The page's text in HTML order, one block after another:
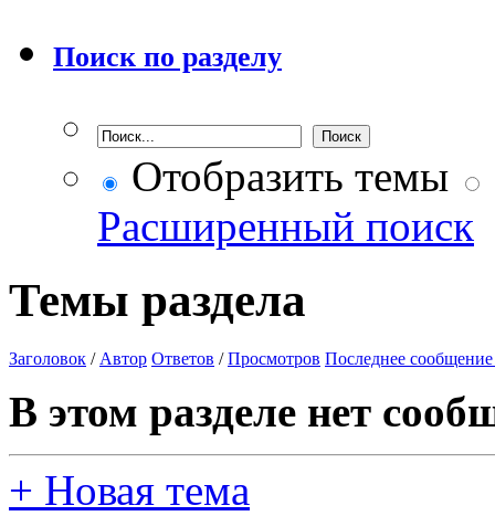
Поиск по разделу
Отобразить темы
Расширенный поиск
Темы раздела
Заголовок / Автор Ответов /Просмотров Последнее сообщение
В этом разделе нет
+ Новая тема